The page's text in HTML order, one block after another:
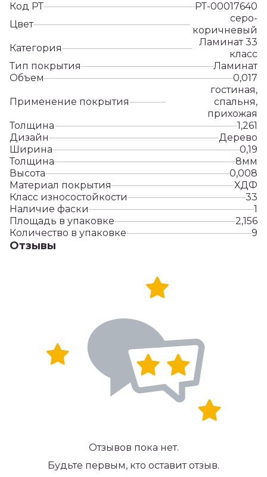
Код РТ
РТ-00017640
Цвет
серо-
коричневый
Категория
Ламинат 33
класс
Тип покрытия
Ламинат
Объем
0,017
Применение покрытия
гостиная,
спальня,
прихожая
Толщина
1,261
Дизайн
Дерево
Ширина
0,19
Толщина
8мм
Высота
0,008
Материал покрытия
ХДФ
Класс износостойкости
33
Наличие фаски
1
Площадь в упаковке
2,156
Количество в упаковке
9
Отзывы
Отзывов пока нет.
Будьте первым, кто оставит отзыв.